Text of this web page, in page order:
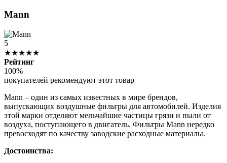
Mann
5
★★★★★
Рейтинг
100%
покупателей рекомендуют этот товар
Mann – один из самых известных в мире брендов,
выпускающих воздушные фильтры для автомобилей. Изделия
этой марки отделяют мельчайшие частицы грязи и пыли от
воздуха, поступающего в двигатель. Фильтры Mann нередко
превосходят по качеству заводские расходные материалы.
Достоинства: